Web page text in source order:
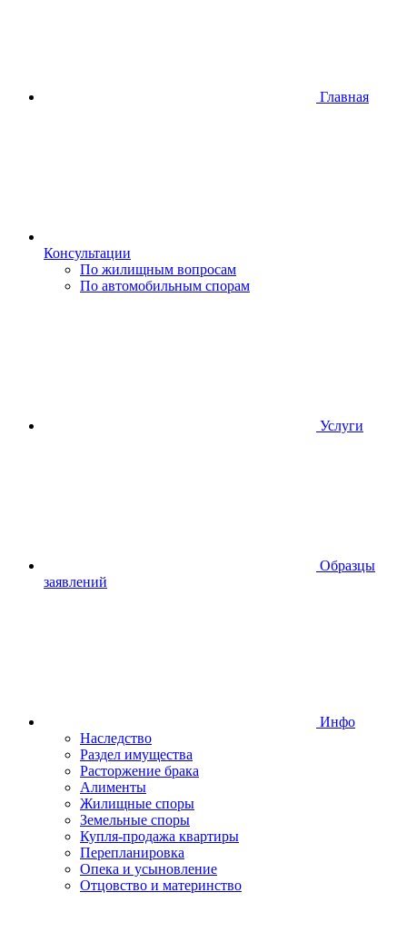
Главная
Консультации
По жилищным вопросам
По автомобильным спорам
Услуги
Образцы
заявлений
Инфо
Наследство
Раздел имущества
Расторжение брака
Алименты
Жилищные споры
Земельные споры
Купля-продажа квартиры
Перепланировка
Опека и усыновление
Отцовство и материнство